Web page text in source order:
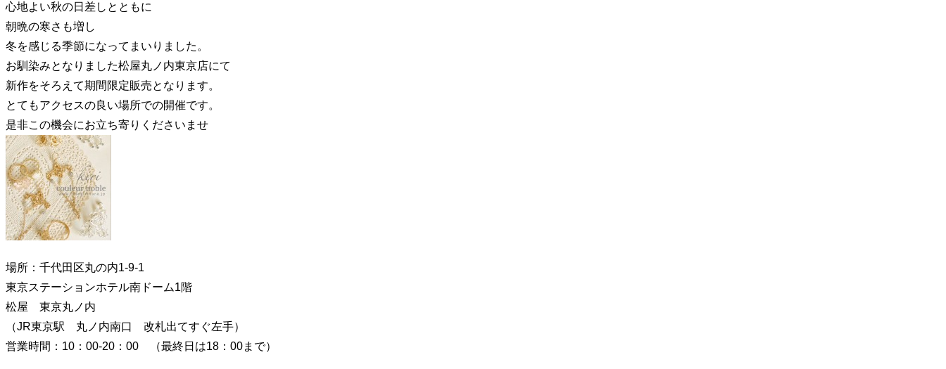
と
ナ
ビ
ゲ
ー
シ
ョ
ン
を
切
り
替
る
日:
心地よい秋の日差しとともに
朝晩の寒さも増し
冬を感じる季節になってまいりました。
お馴染みとなりました松屋丸ノ内東京店にて
新作をそろえて期間限定販売となります。
とてもアクセスの良い場所での開催です。
是非この機会にお立ち寄りくださいませ
場所：千代田区丸の内1-9-1
東京ステーションホテル南ドーム1階
松屋 東京丸ノ内
（JR東京駅 丸ノ内南口 改札出てすぐ左手）
営業時間：10：00-20：00 （最終日は18：00まで）